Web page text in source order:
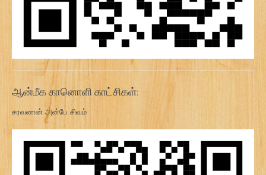
ஆன்மீக கானொளி காட்சிகள்:
சரவணன் அன்பே சிவம்